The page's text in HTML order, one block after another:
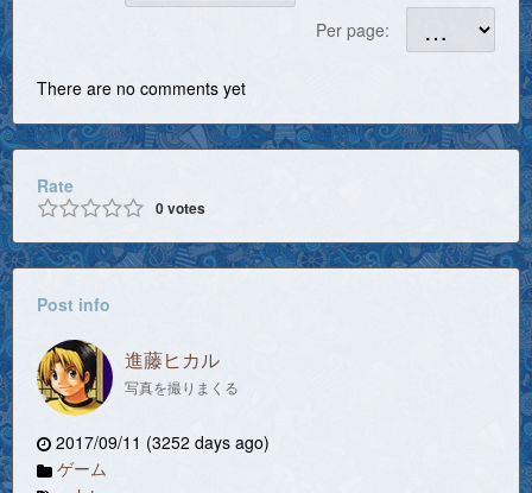
Per page:
There are no comments yet
Rate
0votes
Post info
進藤ヒカル
写真を撮りまくる
2017/09/11 (3252 days ago)
ゲーム